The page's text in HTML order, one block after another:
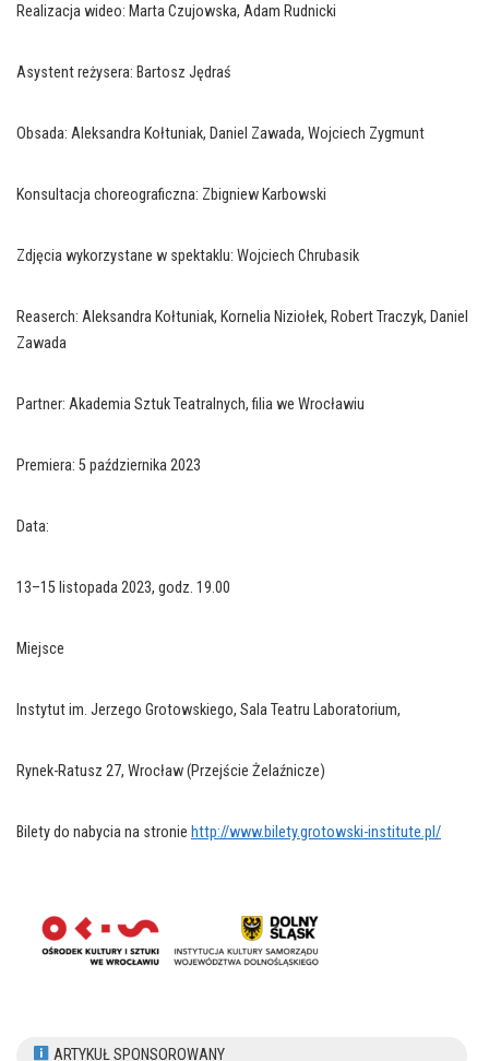
Realizacja wideo: Marta Czujowska, Adam Rudnicki
Asystent reżysera: Bartosz Jędraś
Obsada: Aleksandra Kołtuniak, Daniel Zawada, Wojciech Zygmunt
Konsultacja choreograficzna: Zbigniew Karbowski
Zdjęcia wykorzystane w spektaklu: Wojciech Chrubasik
Reaserch: Aleksandra Kołtuniak, Kornelia Niziołek, Robert Traczyk, Daniel
Zawada
Partner: Akademia Sztuk Teatralnych, filia we Wrocławiu
Premiera: 5 października 2023
Data:
13–15 listopada 2023, godz. 19.00
Miejsce
Instytut im. Jerzego Grotowskiego, Sala Teatru Laboratorium,
Rynek-Ratusz 27, Wrocław (Przejście Żelaźnicze)
Bilety do nabycia na stronie http://www.bilety.grotowski-institute.pl/
ARTYKUŁ SPONSOROWANY